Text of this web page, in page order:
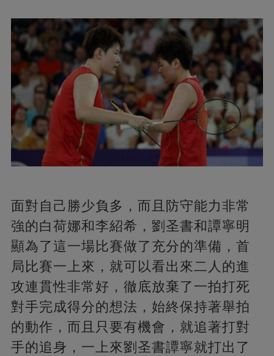
面對自己勝少負多，而且防守能力非常
強的白荷娜和李紹希，劉圣書和譚寧明
顯為了這一場比賽做了充分的準備，首
局比賽一上來，就可以看出來二人的進
攻連貫性非常好，徹底放棄了一拍打死
對手完成得分的想法，始終保持著舉拍
的動作，而且只要有機會，就追著打對
手的追身，一上來劉圣書譚寧就打出了